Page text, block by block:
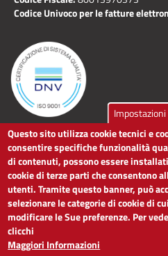
Codice Univoco per le fatture
LINK UTILI
Dichiarazione di accessibilità
Obiettivi di accessibilità
Segnalaci problemi di accessibilità
Note legali
Privacy
Accesso riservato
Questo sito utilizza cookie tecnici e
consentire specifiche funzionalità
di contenuti, possono essere
cookie di terze parti che consentono
utenti. Tramite questo banner, può
selezionare le categorie di cookie di
modificare le Sue preferenze. Per
clicchi
Maggiori Informazioni